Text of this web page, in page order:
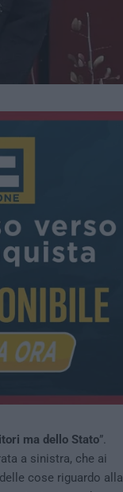
ma dello Stato”.
a sinistra, che ai
cose riguardo alla